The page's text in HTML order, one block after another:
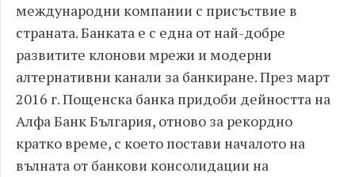
международни компании с присъствие в
страната. Банката е с една от най-добре
развитите клонови мрежи и модерни
алтернативни канали за банкиране. През март
2016 г. Пощенска банка придоби дейността на
Алфа Банк България, отново за рекордно
кратко време, с което постави началото на
вълната от банкови консолидации на